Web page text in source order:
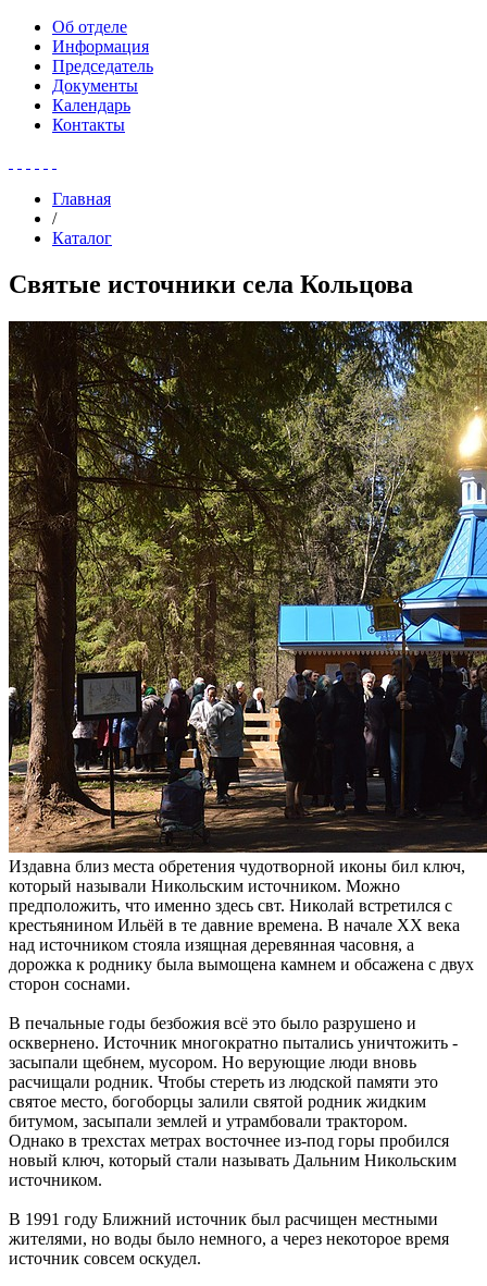
Об отделе
Информация
Председатель
Документы
Календарь
Контакты
Главная
/
Каталог
Святые источники села Кольцова
Издавна близ места обретения чудотворной иконы бил ключ,
который называли Никольским источником. Можно
предположить, что именно здесь свт. Николай встретился с
крестьянином Ильёй в те давние времена. В начале XX века
над источником стояла изящная деревянная часовня, а
дорожка к роднику была вымощена камнем и обсажена с двух
сторон соснами.
В печальные годы безбожия всё это было разрушено и
осквернено. Источник многократно пытались уничтожить -
засыпали щебнем, мусором. Но верующие люди вновь
расчищали родник. Чтобы стереть из людской памяти это
святое место, богоборцы залили святой родник жидким
битумом, засыпали землей и утрамбовали трактором.
Однако в трехстах метрах восточнее из-под горы пробился
новый ключ, который стали называть Дальним Никольским
источником.
В 1991 году Ближний источник был расчищен местными
жителями, но воды было немного, а через некоторое время
источник совсем оскудел.